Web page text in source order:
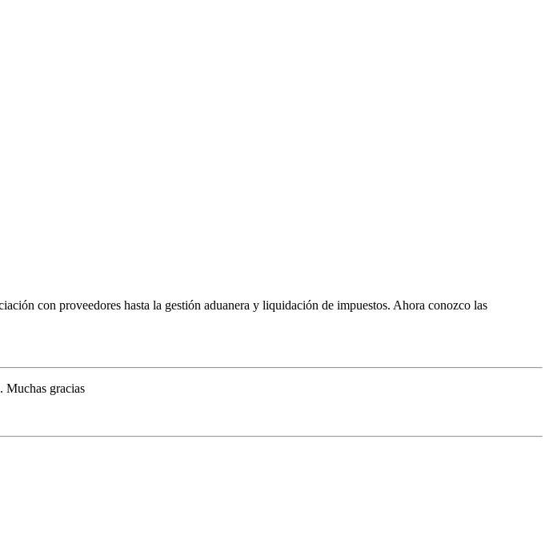
con proveedores hasta la gestión aduanera y liquidación de impuestos. Ahora conozco las
Muchas gracias